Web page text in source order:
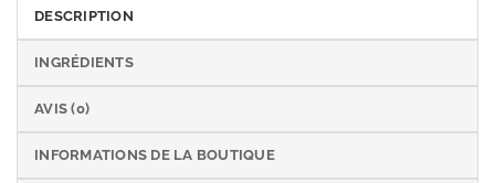
DESCRIPTION
INGRÉDIENTS
AVIS (0)
INFORMATIONS DE LA BOUTIQUE